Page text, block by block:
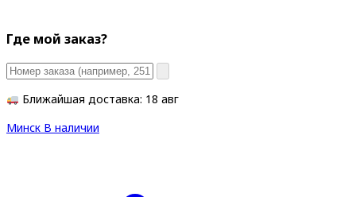
Где мой заказ?
Ближайшая доставка: 18 авг
Минск В наличии